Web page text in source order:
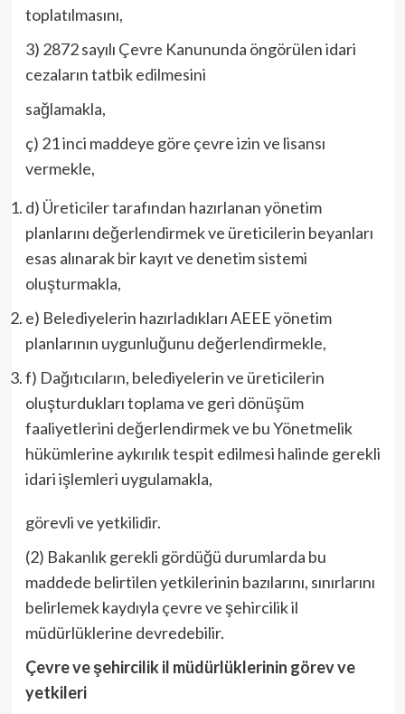
toplatılmasını,
3) 2872 sayılı Çevre Kanununda öngörülen idari
cezaların tatbik edilmesini
sağlamakla,
ç) 21 inci maddeye göre çevre izin ve lisansı
vermekle,
d) Üreticiler tarafından hazırlanan yönetim
planlarını değerlendirmek ve üreticilerin beyanları
esas alınarak bir kayıt ve denetim sistemi
oluşturmakla,
e) Belediyelerin hazırladıkları AEEE yönetim
planlarının uygunluğunu değerlendirmekle,
f) Dağıtıcıların, belediyelerin ve üreticilerin
oluşturdukları toplama ve geri dönüşüm
faaliyetlerini değerlendirmek ve bu Yönetmelik
hükümlerine aykırılık tespit edilmesi halinde gerekli
idari işlemleri uygulamakla,
görevli ve yetkilidir.
(2) Bakanlık gerekli gördüğü durumlarda bu
maddede belirtilen yetkilerinin bazılarını, sınırlarını
belirlemek kaydıyla çevre ve şehircilik il
müdürlüklerine devredebilir.
Çevre ve şehircilik il müdürlüklerinin görev ve
yetkileri